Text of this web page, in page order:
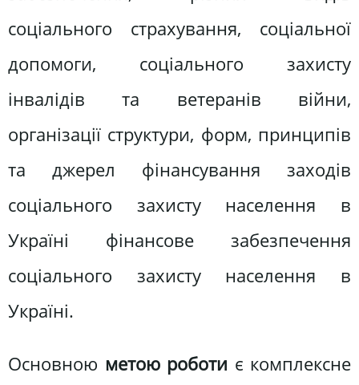
соціального страхування, соціальної
допомоги, соціального захисту
інвалідів та ветеранів війни,
організації структури, форм, принципів
та джерел фінансування заходів
соціального захисту населення в
Україні фінансове забезпечення
соціального захисту населення в
Україні.
Основною метою роботи є комплексне